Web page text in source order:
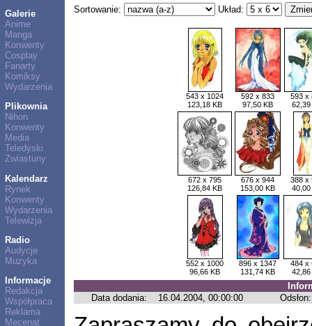
Galerie
Anime
Manga
Konwenty
Cosplay
Fanarty
Komiksy
Wydarzenia
Plikownia
Nihon
Konwenty
Media
Teledyski
Zwiastuny
Kalendarz
Rynek
Konwenty
Wydarzenia
Telewizja
Radio
Audycje
Muzyka
Informacje
Redakcja
Współpraca
Reklama
Mecenat
Sortowanie: Układ:
543 x 1024
123,18 KB
592 x 833
97,50 KB
593 x
62,39
672 x 795
126,84 KB
676 x 944
153,00 KB
388 x
40,00
552 x 1000
96,66 KB
896 x 1347
131,74 KB
484 x
42,86
Data dodania:
16.04.2004, 00:00:00 Odsłon: